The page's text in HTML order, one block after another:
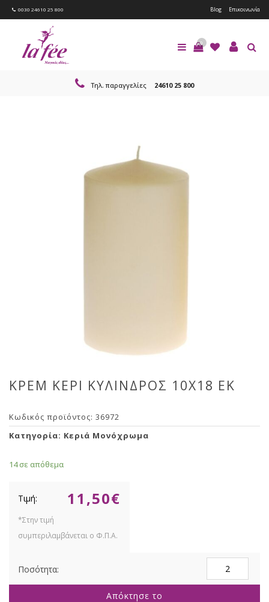
0030 24610 25 800 Blog Επικοινωνία
0
Τηλ. παραγγελίες 24610 25 800
ΚΡΕΜ ΚΕΡΙ ΚΥΛΙΝΔΡΟΣ 10Χ18 ΕΚ
Κωδικός προϊόντος: 36972
Κατηγορία: Κεριά Μονόχρωμα
14 σε απόθεμα
11,50€
ΚΥΛΙΝΔΡΟΣ
Απόκτησε το